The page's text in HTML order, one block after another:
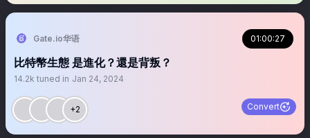
Gate.io华语 01:00:27
比特幣生態 是進化？還是背叛？
14.2k tuned in Jan 24, 2024
+2 Convert